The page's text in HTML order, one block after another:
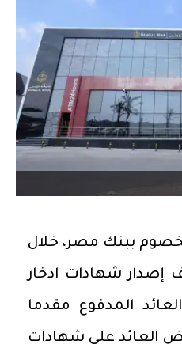
ببنك مصر، خلال
إصدار شهادات ادخار
المدفوع مقدما
العائد على شهادات